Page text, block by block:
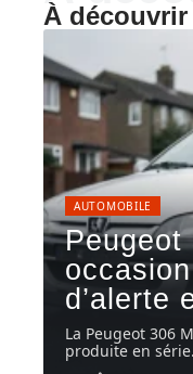
À découvrir
AUTOMOBILE
Peugeot
d’alerte
La Peugeot 306
produite en série